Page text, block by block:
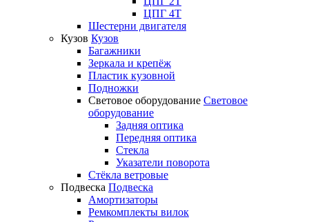
ЦПГ 4T
Шестерни двигателя
Кузов Кузов
Багажники
Зеркала и крепёж
Пластик кузовной
Подножки
Световое оборудование Световое
оборудование
Задняя оптика
Передняя оптика
Стекла
Указатели поворота
Стёкла ветровые
Подвеска Подвеска
Амортизаторы
Ремкомплекты вилок